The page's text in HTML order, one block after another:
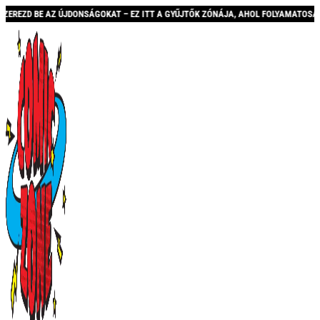
– EZ ITT A GYŰJTŐK ZÓNÁJA, AHOL FOLYAMATOSAN BŐVÜLŐ